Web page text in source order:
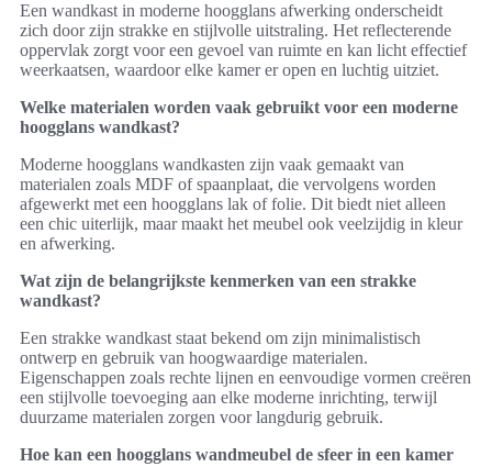
Een wandkast in moderne hoogglans afwerking onderscheidt
zich door zijn strakke en stijlvolle uitstraling. Het reflecterende
oppervlak zorgt voor een gevoel van ruimte en kan licht effectief
weerkaatsen, waardoor elke kamer er open en luchtig uitziet.
Welke materialen worden vaak gebruikt voor een moderne
hoogglans wandkast?
Moderne hoogglans wandkasten zijn vaak gemaakt van
materialen zoals MDF of spaanplaat, die vervolgens worden
afgewerkt met een hoogglans lak of folie. Dit biedt niet alleen
een chic uiterlijk, maar maakt het meubel ook veelzijdig in kleur
en afwerking.
Wat zijn de belangrijkste kenmerken van een strakke
wandkast?
Een strakke wandkast staat bekend om zijn minimalistisch
ontwerp en gebruik van hoogwaardige materialen.
Eigenschappen zoals rechte lijnen en eenvoudige vormen creëren
een stijlvolle toevoeging aan elke moderne inrichting, terwijl
duurzame materialen zorgen voor langdurig gebruik.
Hoe kan een hoogglans wandmeubel de sfeer in een kamer